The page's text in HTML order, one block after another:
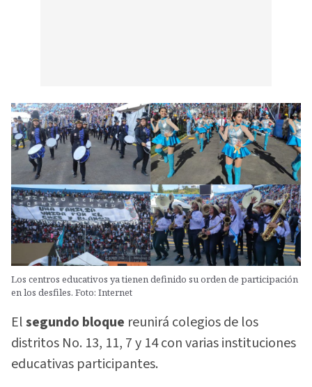
Los centros educativos ya tienen definido su orden de participación
en los desfiles. Foto: Internet
Elsegundo bloque reunirá colegios de los
distritos No. 13, 11, 7 y 14 con varias instituciones
educativas participantes.